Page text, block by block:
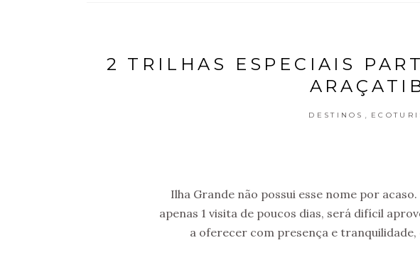
2 TRILHAS ESPECIAIS
DESTINOS ,
Ilha Grande não possui esse nome por
apenas 1 visita de poucos dias, será difícil
a oferecer com presença e